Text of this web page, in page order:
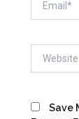
Save